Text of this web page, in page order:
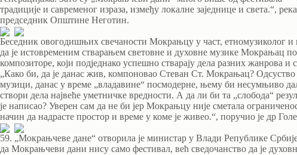
традиције и савременог израза, између локалне заједнице и света.“,
председник Општине Неготин.
Беседник овогодишњих свечаности Мокрањцу у част, етномузиколог и
да је истовременим стварањем световне и духовне музике Мокрањац
композиторе, који подједнако успешно стварају дела разних жанрова
„Како би, да је данас жив, компоновао Стеван Ст. Мокрањац? Одсуство
музици, данас у време „владавине“ посмодерне, њему би несумњиво
створи дела највеће уметничке вредности. А да ли би та „слобода“
је написао? Уверен сам да не би јер Мокрањцу није сметала
начин да надрасте простор и време у коме је живео.“, поручио је др
59. „Мокрањчеве дане“ отворила је министар у Влади Републике
да Мокрањчеви дани нису само фестивал, већ сведочанство да је